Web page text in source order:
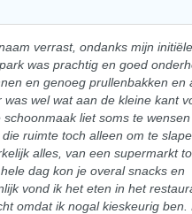
verrast, ondanks mijn
was prachtig en goed
en genoeg prullenbakken en
wel wat aan de kleine kant
liet soms te wensen
ruimte toch alleen om te
alles, van een supermarkt
dag kon je overal snacks en
vond ik het eten in het
omdat ik nogal kieskeurig